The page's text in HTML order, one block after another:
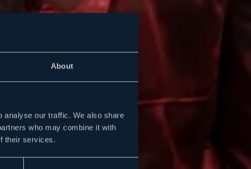
About
analyse our traffic. We also share
who may combine it with
their services.